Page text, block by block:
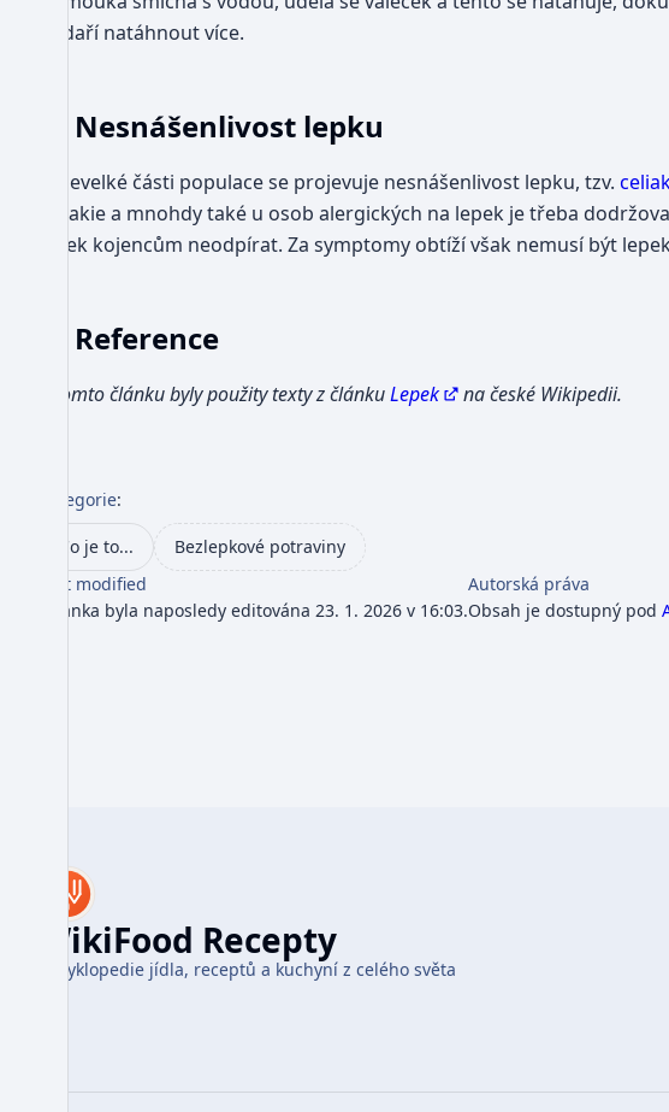
podaří natáhnout více.
Nesnášenlivost lepku
U nevelké části populace se projevuje nesnášenlivost lepku, tzv.
celiakie a mnohdy také u osob alergických na lepek je třeba
lepek kojencům neodpírat. Za symptomy obtíží však nemusí být
Reference
V tomto článku byly použity texty z článkuLepek na české Wikipedii.
Kategorie:
Co je to...
Bezlepkové potraviny
Last modified
Stránka byla naposledy editována 23. 1. 2026 v 16:03.
Autorská práva
Obsah je dostupný pod
WikiFood Recepty
Encyklopedie jídla, receptů a kuchyní z celého světa